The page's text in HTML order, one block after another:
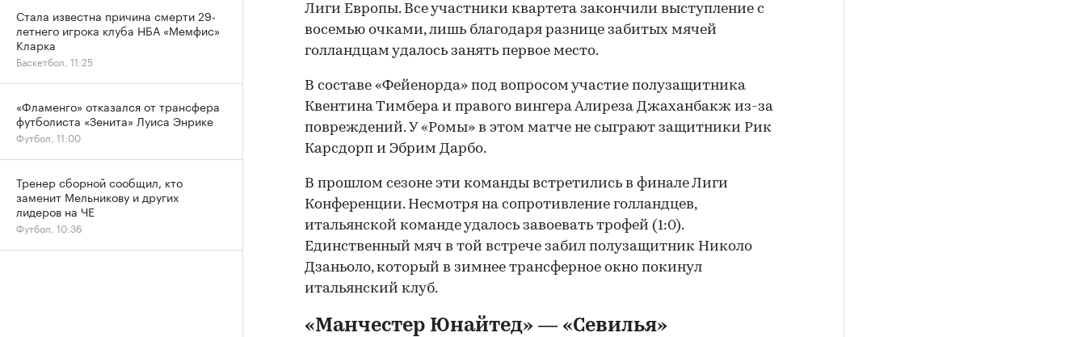
Лиги Европы. Все участники квартета закончили выступление с
восемью очками, лишь благодаря разнице забитых мячей
голландцам удалось занять первое место.
В составе «Фейенорда» под вопросом участие полузащитника
Квентина Тимбера и правого вингера Алиреза Джаханбакж из-за
повреждений. У «Ромы» в этом матче не сыграют защитники Рик
Карсдорп и Эбрим Дарбо.
В прошлом сезоне эти команды встретились в финале Лиги
Конференции. Несмотря на сопротивление голландцев,
итальянской команде удалось завоевать трофей (1:0).
Единственный мяч в той встрече забил полузащитник Николо
Дзаньоло, который в зимнее трансферное окно покинул
итальянский клуб.
«Манчестер Юнайтед» — «Севилья»
Стала известна причина смерти 29-
летнего игрока клуба НБА «Мемфис»
Кларка
Баскетбол, 11:25
«Фламенго» отказался от трансфера
футболиста «Зенита» Луиса Энрике
Футбол, 11:00
Тренер сборной сообщил, кто
заменит Мельникову и других
лидеров на ЧЕ
Футбол, 10:36